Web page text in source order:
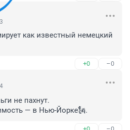
как известный немецкий
+0 –0
не пахнут.
— в Нью-Йорке🗽.